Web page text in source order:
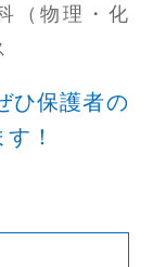
（物理・化
ひ保護者の
！